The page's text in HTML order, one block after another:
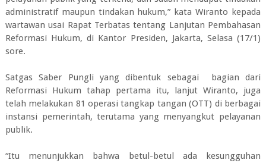
administratif maupun tindakan hukum,” kata Wiranto kepada
wartawan usai Rapat Terbatas tentang Lanjutan Pembahasan
Reformasi Hukum, di Kantor Presiden, Jakarta, Selasa (17/1)
sore.
Satgas Saber Pungli yang dibentuk sebagai bagian dari
Reformasi Hukum tahap pertama itu, lanjut Wiranto, juga
telah melakukan 81 operasi tangkap tangan (OTT) di berbagai
instansi pemerintah, terutama yang menyangkut pelayanan
publik.
“Itu menunjukkan bahwa betul-betul ada kesungguhan